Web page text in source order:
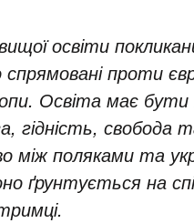
освіти
проти
Освіта має
гідність, свобода
між поляками та
ґрунтується на